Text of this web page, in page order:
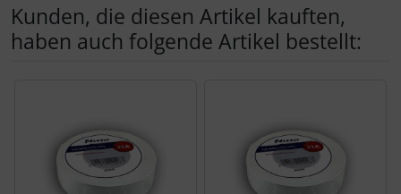
Kunden, die diesen Artikel kauften,
haben auch folgende Artikel bestellt:
Warn- und Schutzfolien